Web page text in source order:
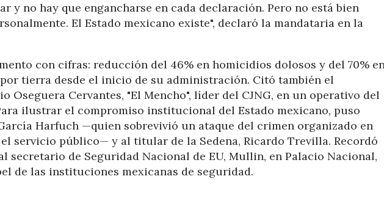
y no hay que engancharse en cada declaración. Pero no está bien
El Estado mexicano existe", declaró la mandataria en la
con cifras: reducción del 46% en homicidios dolosos y del 70%
tierra desde el inicio de su administración. Citó también el
Oseguera Cervantes, "El Mencho", líder del CJNG, en un operativo del
ilustrar el compromiso institucional del Estado mexicano, puso
Harfuch —quien sobrevivió un ataque del crimen organizado en
servicio público— y al titular de la Sedena, Ricardo Trevilla. Recordó
secretario de Seguridad Nacional de EU, Mullin, en Palacio Nacional,
de las instituciones mexicanas de seguridad.